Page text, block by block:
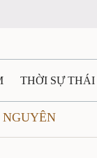
THỜI SỰ
AN NINH